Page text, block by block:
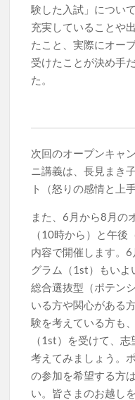
験した入試」につい
充実していることや
たこと、実際にオー
受けたことが決め手
た。
次回のオープンキャ
ニ講義は、長見まき
ト（怒りの感情と上
また、6月から8月の
（10時から）と午
内容で開催します。
グラム（1st）もいよ
総合選抜型（ポテン
いる方や関心がある
験を考えている方も
（1st）を受けて、
考えてみましょう。
の参加を希望する方
い。皆さまのお越し